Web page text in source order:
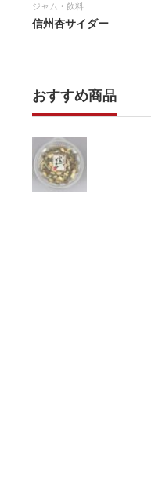
ジャム・飲料
信州杏サイダー
おすすめ商品